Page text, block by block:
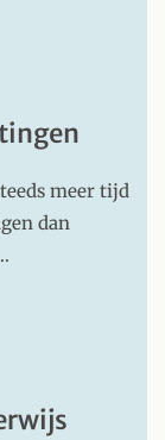
meer tijd
dan